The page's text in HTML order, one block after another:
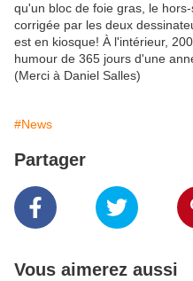
qu'un bloc de foie gras, le
corrigée par les deux
est en kiosque! À l'intérieur,
humour de 365 jours d'une
(Merci à Daniel Salles)
#News
Partager
Vous aimerez aussi